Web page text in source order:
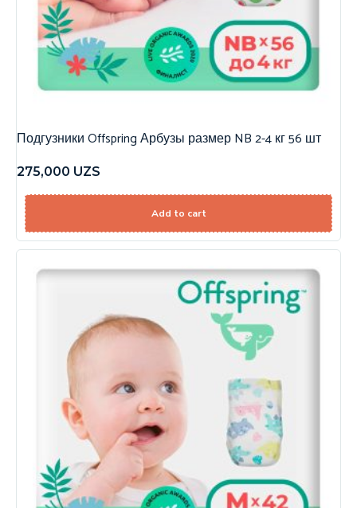
Подгузники Offspring Арбузы размер NB 2-4 кг 56 шт
275,000 UZS
Add to cart